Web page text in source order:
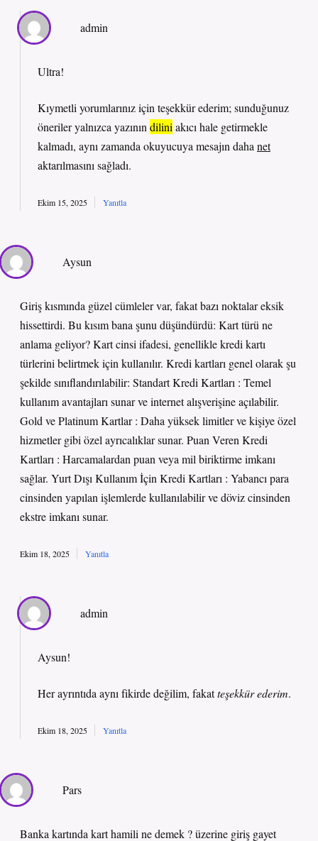
admin
Ultra!
Kıymetli yorumlarınız için teşekkür ederim; sunduğunuz
öneriler yalnızca yazının dilini akıcı hale getirmekle
kalmadı, aynı zamanda okuyucuya mesajın daha net
aktarılmasını sağladı.
Ekim 15, 2025 Yanıtla
Aysun
Giriş kısmında güzel cümleler var, fakat bazı noktalar eksik
hissettirdi. Bu kısım bana şunu düşündürdü: Kart türü ne
anlama geliyor? Kart cinsi ifadesi, genellikle kredi kartı
türlerini belirtmek için kullanılır. Kredi kartları genel olarak şu
şekilde sınıflandırılabilir: Standart Kredi Kartları : Temel
kullanım avantajları sunar ve internet alışverişine açılabilir.
Gold ve Platinum Kartlar : Daha yüksek limitler ve kişiye özel
hizmetler gibi özel ayrıcalıklar sunar. Puan Veren Kredi
Kartları : Harcamalardan puan veya mil biriktirme imkanı
sağlar. Yurt Dışı Kullanım İçin Kredi Kartları : Yabancı para
cinsinden yapılan işlemlerde kullanılabilir ve döviz cinsinden
ekstre imkanı sunar.
Ekim 18, 2025 Yanıtla
admin
Aysun!
Her ayrıntıda aynı fikirde değilim, fakatteşekkür ederim.
Ekim 18, 2025 Yanıtla
Pars
Banka kartında kart hamili ne demek ? üzerine giriş gayet